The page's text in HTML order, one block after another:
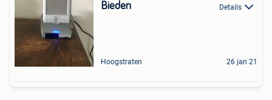
Bieden Details
Hoogstraten 26 jan 21